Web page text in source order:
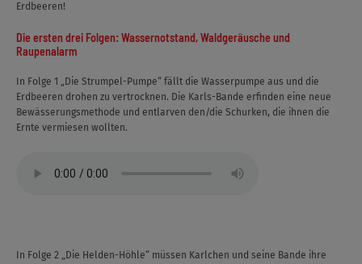
Erdbeeren!
Die ersten drei Folgen: Wassernotstand, Waldgeräusche und
Raupenalarm
In Folge 1 „Die Strumpel-Pumpe“ fällt die Wasserpumpe aus und die
Erdbeeren drohen zu vertrocknen. Die Karls-Bande erfinden eine neue
Bewässerungsmethode und entlarven den/die Schurken, die ihnen die
Ernte vermiesen wollten.
In Folge 2 „Die Helden-Höhle“ müssen Karlchen und seine Bande ihre